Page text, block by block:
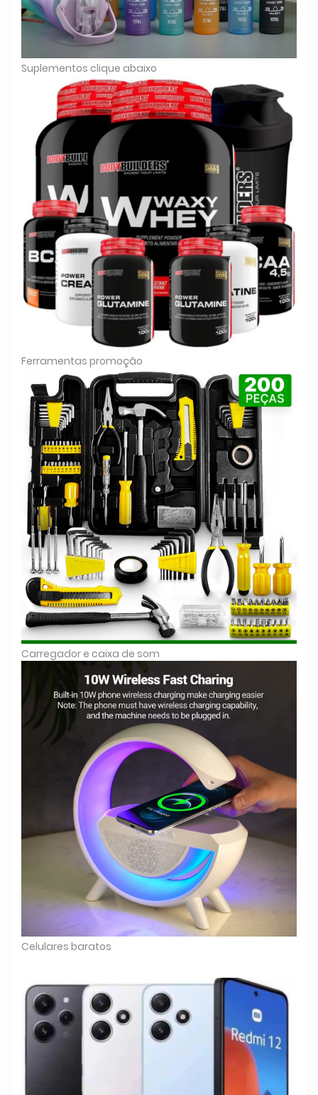
Suplementos clique abaixo
Ferramentas promoção
Carregador e caixa de som
Celulares baratos